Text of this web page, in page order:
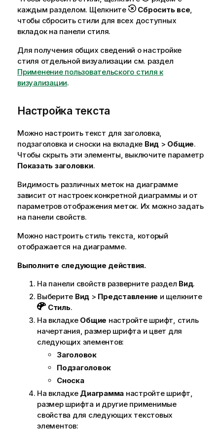
каждым разделом. Щелкните
Сбросить все
чтобы сбросить стили для всех доступных
вкладок на панели стиля.
Для получения общих сведений о настройке
стиля отдельной визуализации см. раздел
Применение пользовательского стиля к
визуализации.
Настройка текста
Можно настроить текст для заголовка,
подзаголовка и сноски на вкладке Вид > Общие.
Чтобы скрыть эти элементы, выключите параметр
Показать заголовки.
Видимость различных меток на диаграмме
зависит от настроек конкретной диаграммы и от
параметров отображения меток. Их можно задать
на панели свойств.
Можно настроить стиль текста, который
отображается на диаграмме.
Выполните следующие действия.
На панели свойств разверните раздел Вид.
Выберите Вид > Представление и щелкните
Стиль.
На вкладке Общие настройте шрифт, стиль
начертания, размер шрифта и цвет для
следующих элементов:
Заголовок
Подзаголовок
Сноска
На вкладке Диаграмма настройте шрифт,
размер шрифта и другие применимые
свойства для следующих текстовых
элементов: